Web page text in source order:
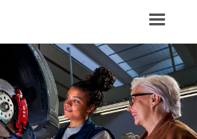
FORSIDE
NYE
Toggle